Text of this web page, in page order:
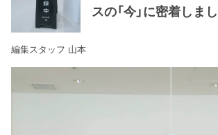
スの「今」に密着しま
編集スタッフ 山本